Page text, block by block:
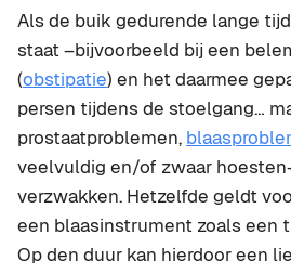
Als de buik gedurende lange
staat –bijvoorbeeld bij een
(obstipatie) en het daarmee
persen tijdens de stoelgang…
prostaatproblemen,
veelvuldig en/of zwaar
verzwakken. Hetzelfde geldt
een blaasinstrument zoals een
Op den duur kan hierdoor een